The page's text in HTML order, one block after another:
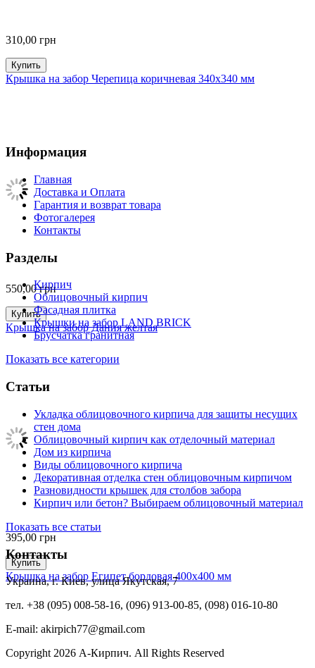
310,00 грн
Купить
Крышка на забор Черепица коричневая 340х340 мм
550,00грн
Купить
Крышка на забор Дания желтая
395,00 грн
Купить
Крышка на забор Египет бордовая 400х400 мм
Информация
Главная
Доставка и Оплата
Гарантия и возврат товара
Фотогалерея
Контакты
Разделы
Кирпич
Облицовочный кирпич
Фасадная плитка
Крышки на забор LAND BRICK
Брусчатка гранитная
Показать все категории
Статьи
Укладка облицовочного кирпича для защиты несущих
стен дома
Облицовочный кирпич как отделочный материал
Дом из кирпича
Виды облицовочного кирпича
Декоративная отделка стен облицовочным кирпичом
Разновидности крышек для столбов забора
Кирпич или бетон? Выбираем облицовочный материал
Показать все статьи
Контакты
Украина, г. Киев, улица Якутская, 7
тел. +38 (095) 008-58-16, (096) 913-00-85, (098) 016-10-80
E-mail: akirpich77@gmail.com
Copyright 2026 А-Кирпич. All Rights Reserved